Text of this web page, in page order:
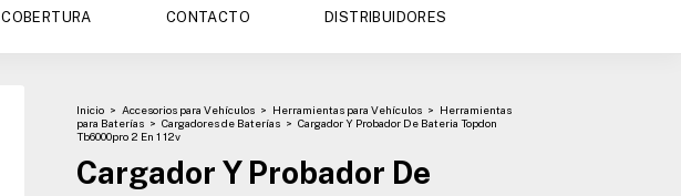
COBERTURA CONTACTO DISTRIBUIDORES
Inicio > Accesorios para Vehículos > Herramientas para Vehículos > Herramientas
para Baterías > Cargadores de Baterías > Cargador Y Probador De Bateria Topdon
Tb6000pro 2 En 1 12v
Cargador Y Probador De